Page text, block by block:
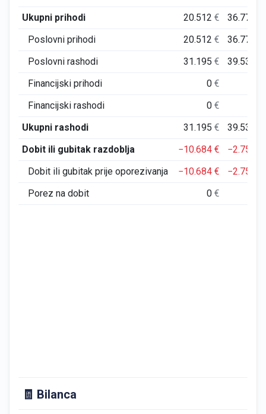
Ukupni prihodi
20.512€ 36.773
Poslovni prihodi
20.512€ 36.773
Poslovni rashodi
31.195€ 39.532
Financijski prihodi
0€
Financijski rashodi
0€
Ukupni rashodi
31.195€ 39.532
Dobit ili gubitak razdoblja
−10.684€ −2.759
Dobit ili gubitak prije oporezivanja
−10.684€ −2.759
Porez na dobit
0€
🧾 Bilanca